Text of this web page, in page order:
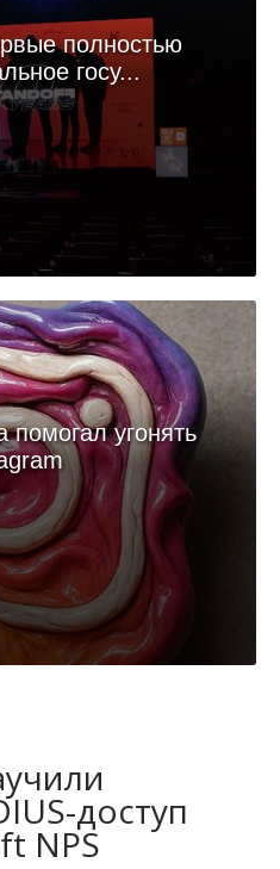
полностью
госу...
угонять
доступ
NPS